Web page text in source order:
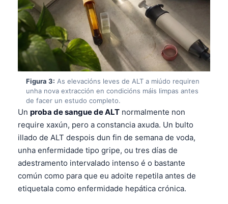
Figura 3: As elevacións leves de ALT a miúdo requiren
unha nova extracción en condicións máis limpas antes
de facer un estudo completo.
Un proba de sangue de ALT normalmente non
require xaxún, pero a constancia axuda. Un bulto
illado de ALT despois dun fin de semana de voda,
unha enfermidade tipo gripe, ou tres días de
adestramento intervalado intenso é o bastante
común como para que eu adoite repetila antes de
etiquetala como enfermidade hepática crónica.